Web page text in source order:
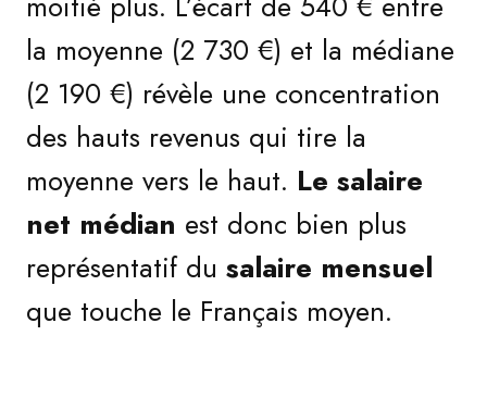
la moyenne (2 730 €) et la médiane
(2 190 €) révèle une concentration
des hauts revenus qui tire la
moyenne vers le haut. Le salaire
net médian est donc bien plus
représentatif du salaire mensuel
que touche le Français moyen.